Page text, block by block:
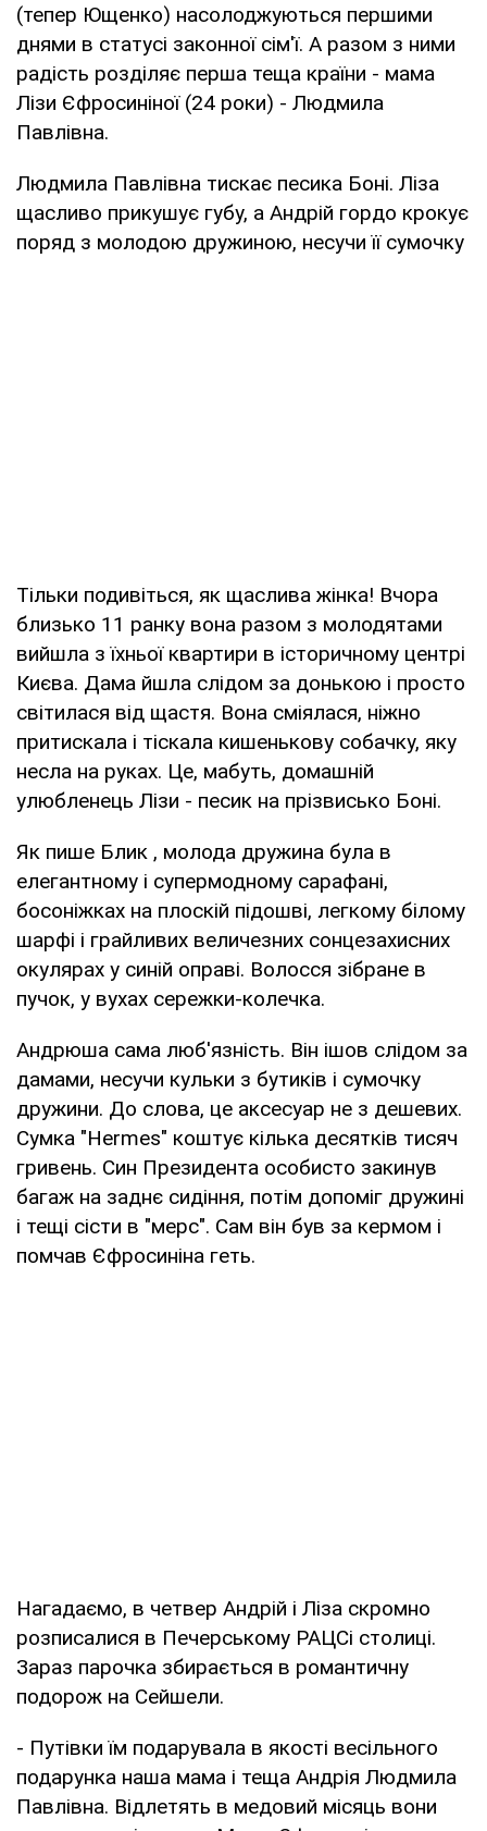
(тепер Ющенко) насолоджуються першими
днями в статусі законної сім'ї. А разом з ними
радість розділяє перша теща країни - мама
Лізи Єфросиніної (24 роки) - Людмила
Павлівна.
Людмила Павлівна тискає песика Боні. Ліза
щасливо прикушує губу, а Андрій гордо крокує
поряд з молодою дружиною, несучи її сумочку
Тільки подивіться, як щаслива жінка! Вчора
близько 11 ранку вона разом з молодятами
вийшла з їхньої квартири в історичному центрі
Києва. Дама йшла слідом за донькою і просто
світилася від щастя. Вона сміялася, ніжно
притискала і тіскала кишенькову собачку, яку
несла на руках. Це, мабуть, домашній
улюбленець Лізи - песик на прізвисько Боні.
Як пише Блик , молода дружина була в
елегантному і супермодному сарафані,
босоніжках на плоскій підошві, легкому білому
шарфі і грайливих величезних сонцезахисних
окулярах у синій оправі. Волосся зібране в
пучок, у вухах сережки-колечка.
Андрюша сама люб'язність. Він ішов слідом за
дамами, несучи кульки з бутиків і сумочку
дружини. До слова, це аксесуар не з дешевих.
Сумка "Hermes" коштує кілька десятків тисяч
гривень. Син Президента особисто закинув
багаж на заднє сидіння, потім допоміг дружині
і тещі сісти в "мерс". Сам він був за кермом і
помчав Єфросиніна геть.
Нагадаємо, в четвер Андрій і Ліза скромно
розписалися в Печерському РАЦСі столиці.
Зараз парочка збирається в романтичну
подорож на Сейшели.
- Путівки їм подарувала в якості весільного
подарунка наша мама і теща Андрія Людмила
Павлівна. Відлетять в медовий місяць вони